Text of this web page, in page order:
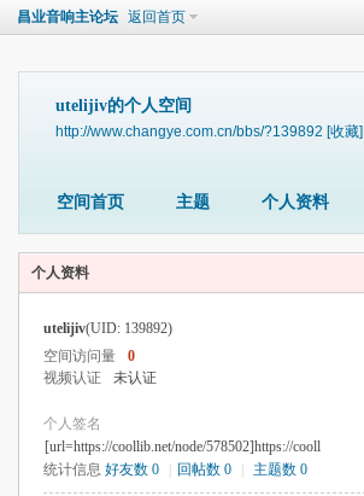
昌业音响主论坛 返回首页
utelijiv的个人空间
http://www.changye.com.cn/bbs/?139892 [收藏]
空间首页 主题 个人资料
个人资料
utelijiv(UID: 139892)
空间访问量
0
视频认证
未认证
个人签名
[url=https://coollib.net/node/578502]https://cooll
统计信息 好友数 0 回帖数 0 主题数 0